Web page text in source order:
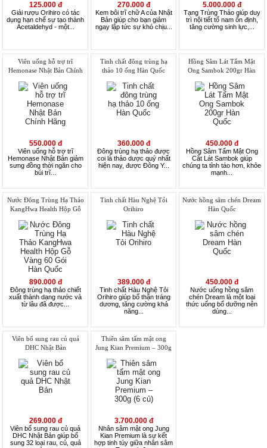
125.000 đ
Giải rượu Orihiro có tác
dụng hạn chế sự tạo thành
Acetaldehyd - một...
270.000 đ
Kem bôi trĩ chữ A của Nhật
Bản giúp cho bạn giảm
ngay lập tức sự khó chịu...
5.000.000 đ
Tạng Trùng Thảo giúp duy
trì nội tiết tố nam ổn định,
tăng cường sinh lực,...
Viên uống hỗ trợ trĩ
Hemonase Nhật Bản Chính
550.000 đ
Viên uống hỗ trợ trĩ
Hemonase Nhật Bản giảm
sưng đồng thời ngăn cho
búi trĩ...
Tinh chất đông trùng hạ
thảo 10 ống Hàn Quốc
360.000 đ
Đông trùng hạ thảo được
coi là thảo dược quý nhất
hiện nay, được Đông Y...
Hồng Sâm Lát Tẩm Mật
Ong Sambok 200gr Hàn
450.000 đ
Hồng Sâm Tẩm Mật Ong
Cắt Lát Sambok giúp
chúng ta tỉnh táo hơn, khỏe
mạnh...
Nước Đông Trùng Hạ Thảo
KangHwa Health Hộp Gỗ
890.000 đ
Đông trùng hạ thảo chiết
xuất thành dạng nước và
từ lâu đã được...
Tinh chất Hàu Nghệ Tỏi
Orihiro
389.000 đ
Tinh chất Hàu Nghệ Tỏi
Orihiro giúp bổ thận tráng
dương, tăng cường khả
năng...
Nước hồng sâm chén Dream
Hàn Quốc
450.000 đ
Nước uống hồng sâm
chén Dream là một loại
thức uống bổ dưỡng nên
dùng...
Viên bổ sung rau củ quả
DHC Nhật Bản
269.000 đ
Viên bổ sung rau củ quả
DHC Nhật Bản giúp bổ
sung 32 loại rau, củ, quả
Thiên sâm tẩm mật ong
Jung Kian Premium – 300g
3.700.000 đ
Nhân sâm mật ong Jung
Kian Premium là sự kết
hợp tinh túy giữa nhân sâm